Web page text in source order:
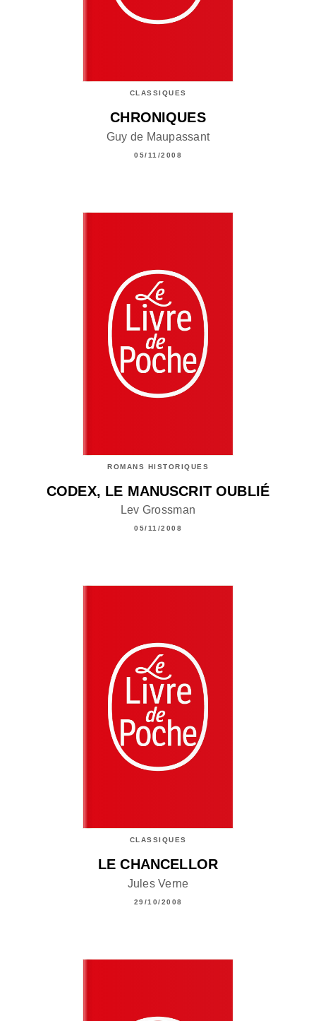
CLASSIQUES
CHRONIQUES
Guy de Maupassant
05/11/2008
ROMANS HISTORIQUES
CODEX, LE MANUSCRIT OUBLIÉ
Lev Grossman
05/11/2008
CLASSIQUES
LE CHANCELLOR
Jules Verne
29/10/2008